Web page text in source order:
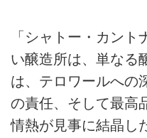
「シャトー・カン
い醸造所は、単なる
は、テロワールへの
の責任、そして最高
情熱が見事に結晶し